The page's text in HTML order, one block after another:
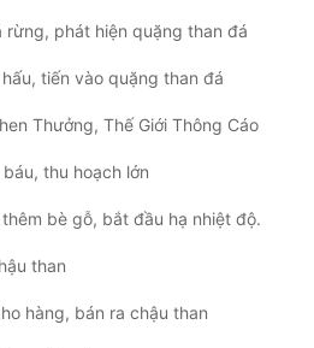
rừng, phát hiện quặng than đá
tiến vào quặng than đá
Thưởng, Thế Giới Thông Cáo
thu hoạch lớn
bè gỗ, bắt đầu hạ nhiệt độ.
than
hàng, bán ra chậu than